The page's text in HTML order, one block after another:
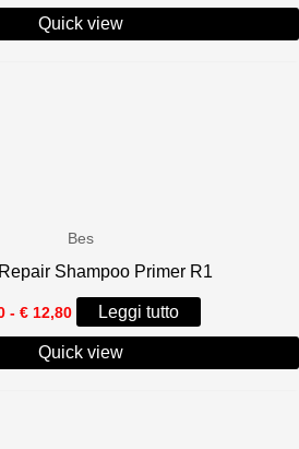
prezzo:
da
Quick view
Bes
Shampoo Primer R1
- €12,80Fascia
di
prezzo:
da
Leggi tutto
Quick view